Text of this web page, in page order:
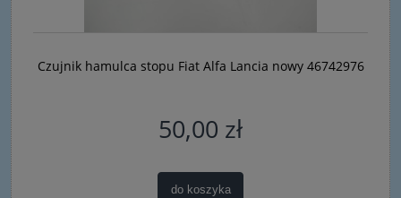
Czujnik hamulca stopu Fiat Alfa Lancia nowy 46742976
50,00 zł
do koszyka